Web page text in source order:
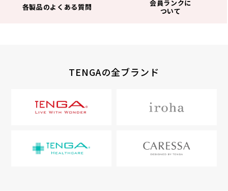
各製品のよくある質問
会員ランクに
ついて
TENGAの全ブランド